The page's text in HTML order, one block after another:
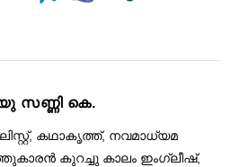
സണ്ണി കെ.
കഥാകൃത്ത്, നവമാധ്യമ
കുറച്ചു കാലം ഇംഗ്ലീഷ്,